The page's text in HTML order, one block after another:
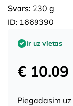
Svars: 230 g
ID: 1669390
Ir uz vietas
€ 10.09
Piegādāsim uz